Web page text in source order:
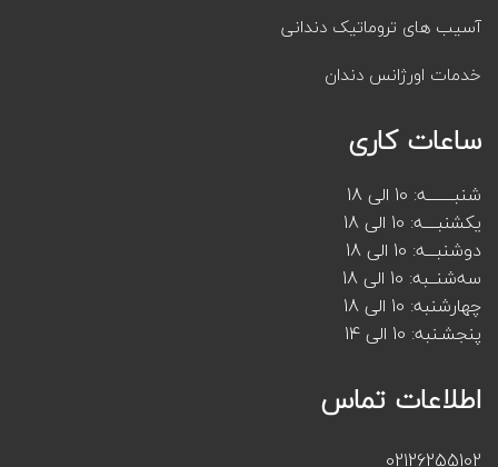
آسیب های تروماتیک دندانی
خدمات اورژانس دندان
ساعات کاری
شنبــــــــه: 10 الی 18
یکشنبــــه: 10 الی 18
دوشنبـــه: 10 الی 18
سه‌شنــبه: 10 الی 18
چهارشنبه: 10 الی 18
پنجشـنبه: 10 الی 14
اطلاعات تماس
02126255102